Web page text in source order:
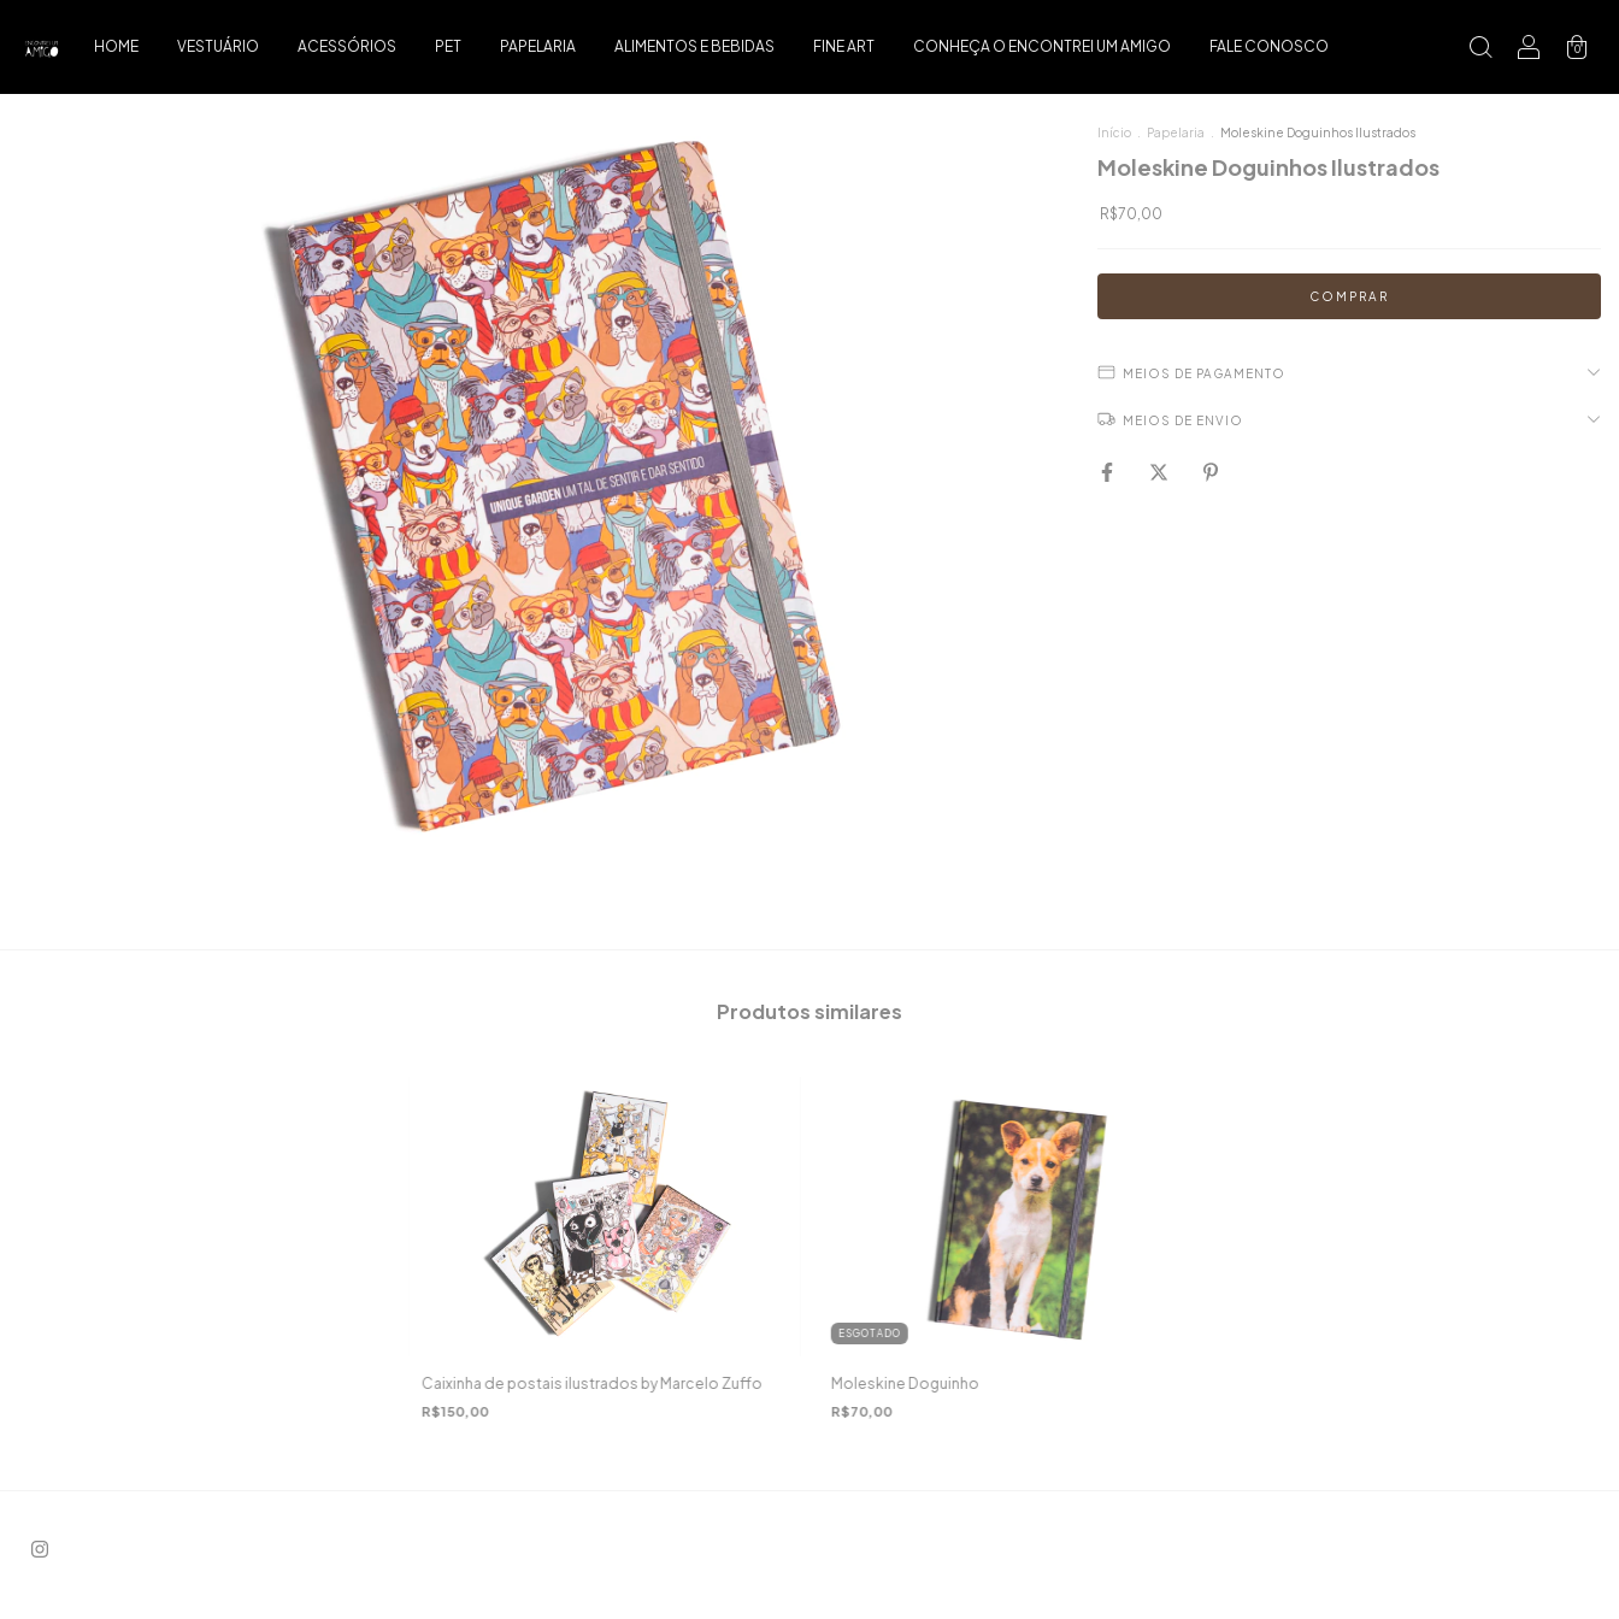
HOME VESTUÁRIO ACESSÓRIOS PET PAPELARIA ALIMENTOS E BEBIDAS FINE ART CONHEÇA O ENCONTREI UM AMIGO FALE CONOSCO 0
Início Papelaria Moleskine Doguinhos Ilustrados
Moleskine Doguinhos Ilustrados
R$70,00
MEIOS DE PAGAMENTO
MEIOS DE ENVIO
Produtos similares
Caixinha de postais ilustrados by Marcelo Zuffo
R$150,00
ESGOTADO
Moleskine Doguinho
R$70,00